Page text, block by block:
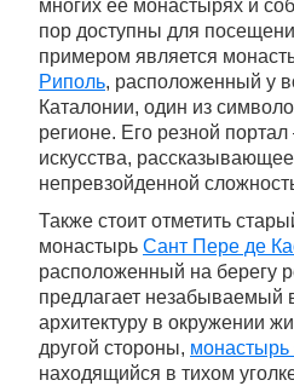
многих её монастырях и
пор доступны для
примером является
Риполь, расположенный у
Каталонии, один из
регионе. Его резной
искусства,
непревзойденной
Также стоит отметить
монастырь Сант Пере де
расположенный на берегу
предлагает незабываемый
архитектуру в окружении
другой стороны, монастырь
находящийся в тихом